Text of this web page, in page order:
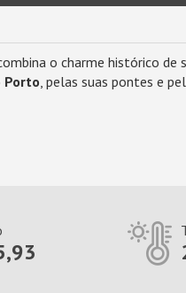
o charme histórico de
Porto, pelas suas pontes e